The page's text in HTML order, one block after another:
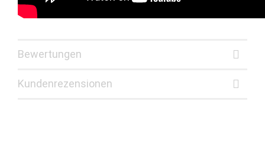
Bewertungen
Kundenrezensionen